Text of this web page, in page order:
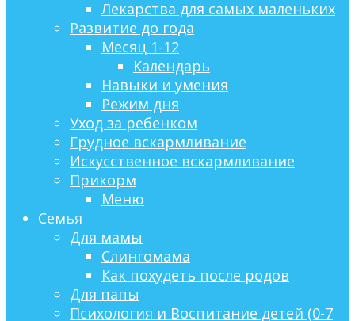
Лекарства для самых маленьких
Развитие до года
Месяц 1-12
Календарь
Навыки и умения
Режим дня
Уход за ребенком
Грудное вскармливание
Искусственное вскармливание
Прикорм
Меню
Семья
Для мамы
Слингомама
Как похудеть после родов
Для папы
Психология и Воспитание детей (0-7